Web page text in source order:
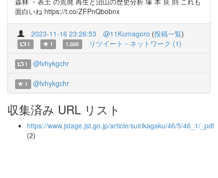
面白いね https://t.co/ZFPnQbobnx
2023-11-16 23:26:53 @11Kumagoro (投稿一覧)
1 1 1.000 リツイート・ネットワーク (1)
1 @lvhykgchr
1 @lvhykgchr
収集済み URL リスト
https://www.jstage.jst.go.jp/article/suirikagaku/46/5/46_1/_pdf
(2)